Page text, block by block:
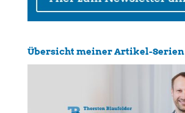
Übersicht meiner Artikel-Serien